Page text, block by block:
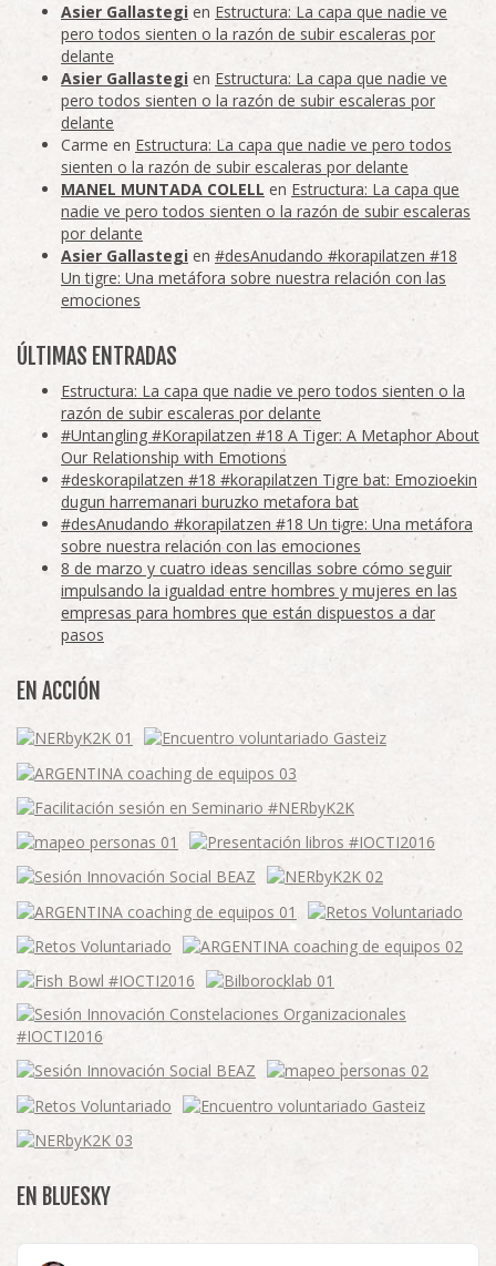
Asier Gallastegi en Estructura: La capa que nadie ve
pero todos sienten o la razón de subir escaleras por
delante
Asier Gallastegi en Estructura: La capa que nadie ve
pero todos sienten o la razón de subir escaleras por
delante
Carme en Estructura: La capa que nadie ve pero todos
sienten o la razón de subir escaleras por delante
MANEL MUNTADA COLELL en Estructura: La capa que
nadie ve pero todos sienten o la razón de subir escaleras
por delante
Asier Gallastegi en #desAnudando #korapilatzen #18
Un tigre: Una metáfora sobre nuestra relación con las
emociones
ÚLTIMAS ENTRADAS
Estructura: La capa que nadie ve pero todos sienten o la
razón de subir escaleras por delante
#Untangling #Korapilatzen #18 A Tiger: A Metaphor About
Our Relationship with Emotions
#deskorapilatzen #18 #korapilatzen Tigre bat: Emozioekin
dugun harremanari buruzko metafora bat
#desAnudando #korapilatzen #18 Un tigre: Una metáfora
sobre nuestra relación con las emociones
8 de marzo y cuatro ideas sencillas sobre cómo seguir
impulsando la igualdad entre hombres y mujeres en las
empresas para hombres que están dispuestos a dar
pasos
EN ACCIÓN
EN BLUESKY